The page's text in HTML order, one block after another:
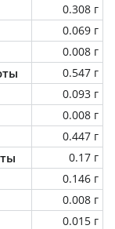
0.308 г
0.069 г
0.008 г
0.547 г
0.093 г
0.008 г
0.447 г
0.17 г
0.146 г
0.008 г
0.015 г